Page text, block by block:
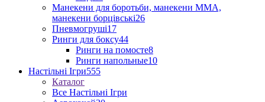
Манекени для боротьби, манекени ММА,
манекени борцівські26
Пневмогруші17
Ринги для боксу44
Ринги на помосте8
Ринги напольные10
Настільні Ігри555
Каталог
Все Настільні Ігри